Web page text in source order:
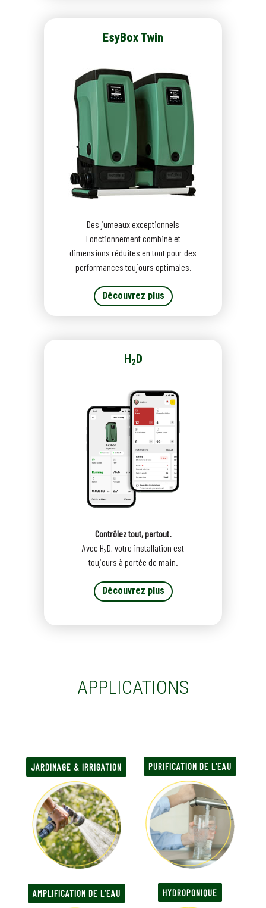
EsyBox Twin
Des jumeaux exceptionnels
Fonctionnement combiné et
dimensions réduites en tout pour des
performances toujours optimales.
Découvrez plus
H2D
Contrôlez tout, partout.
Avec H2D, votre installation est
toujours à portée de main.
Découvrez plus
APPLICATIONS
JARDINAGE & IRRIGATION PURIFICATION DE L’EAU
AMPLIFICATION DE L’EAU HYDROPONIQUE